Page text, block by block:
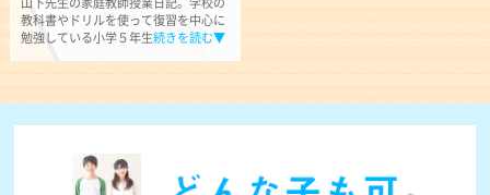
教科書やドリルを使って復習を中心に
勉強している小学５年生続きを読む▼